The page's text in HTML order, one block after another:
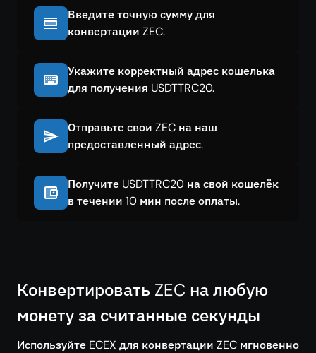
Введите точную сумму для
конвертации ZEC.
Укажите корректный адрес кошелька
для получения USDTTRC20.
Отправьте свои ZEC на наш
предоставленный адрес.
Получите USDTTRC20 на свой кошелёк
в течении 10 мин после оплаты.
Конвертировать ZEC на любую
монету за считанные секунды
Используйте ECEX для конвертации ZEC мгновенно